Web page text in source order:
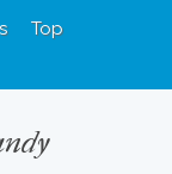
Top